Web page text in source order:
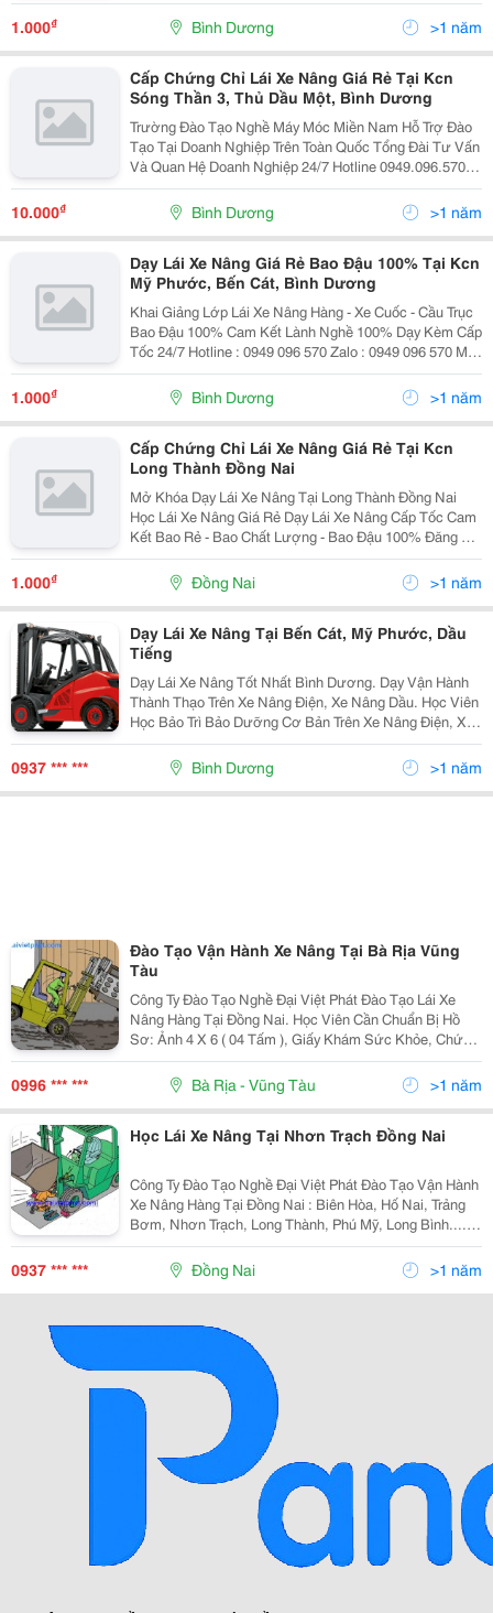
1.000₫ Bình Dương >1 năm
Cấp Chứng Chỉ Lái Xe Nâng Giá Rẻ Tại Kcn
Sóng Thần 3, Thủ Dầu Một, Bình Dương
Trường Đào Tạo Nghề Máy Móc Miền Nam Hỗ Trợ Đào
Tạo Tại Doanh Nghiệp Trên Toàn Quốc Tổng Đài Tư Vấn
Và Quan Hệ Doanh Nghiệp 24/7 Hotline 0949.096.570
Zalo : 0949.096.570 Khai Giảng Thường Xuyên Các Lớp
Lái Xe Nâng &Ndash; Xe...
10.000₫ Bình Dương >1 năm
Dạy Lái Xe Nâng Giá Rẻ Bao Đậu 100% Tại Kcn
Mỹ Phước, Bến Cát, Bình Dương
Khai Giảng Lớp Lái Xe Nâng Hàng - Xe Cuốc - Cầu Trục
Bao Đậu 100% Cam Kết Lành Nghề 100% Dạy Kèm Cấp
Tốc 24/7 Hotline : 0949 096 570 Zalo : 0949 096 570 Mở
Lớp Từ Thứ Hai Đến Chủ Nhật Đăng Ký Học Ngay
Không Cần Đợi Lớp ...
1.000₫ Bình Dương >1 năm
Cấp Chứng Chỉ Lái Xe Nâng Giá Rẻ Tại Kcn
Long Thành Đồng Nai
Mở Khóa Dạy Lái Xe Nâng Tại Long Thành Đồng Nai
Học Lái Xe Nâng Giá Rẻ Dạy Lái Xe Nâng Cấp Tốc Cam
Kết Bao Rẻ - Bao Chất Lượng - Bao Đậu 100% Đăng Ký
Học Lái Xe Nâng Ngay Tổng Đài Tư Vấn 24/7 :
0949.096.570 Zalo :...
1.000₫ Đồng Nai >1 năm
Dạy Lái Xe Nâng Tại Bến Cát, Mỹ Phước, Dầu
Tiếng
Dạy Lái Xe Nâng Tốt Nhất Bình Dương. Dạy Vận Hành
Thành Thạo Trên Xe Nâng Điện, Xe Nâng Dầu. Học Viên
Học Bảo Trì Bảo Dưỡng Cơ Bản Trên Xe Nâng Điện, Xe
Nâng Dầu... Công Ty Tnhh Đào Tạo Nghề Đại Việt Phát.
0937 *** *** Bình Dương >1 năm
Đào Tạo Vận Hành Xe Nâng Tại Bà Rịa Vũng
Tàu
Công Ty Đào Tạo Nghề Đại Việt Phát Đào Tạo Lái Xe
Nâng Hàng Tại Đồng Nai. Học Viên Cần Chuẩn Bị Hồ
Sơ: Ảnh 4 X 6 ( 04 Tấm ), Giấy Khám Sức Khỏe, Chứng
Minh Nhân Dân. Số Điện Thoại Liên Hệ: 0996.123.234.
Mail: Phat.daivietphat@Gmail.
0996 *** *** Bà Rịa - Vũng Tàu >1 năm
Học Lái Xe Nâng Tại Nhơn Trạch Đồng Nai
Công Ty Đào Tạo Nghề Đại Việt Phát Đào Tạo Vận Hành
Xe Nâng Hàng Tại Đồng Nai : Biên Hòa, Hố Nai, Trảng
Bơm, Nhơn Trạch, Long Thành, Phú Mỹ, Long Bình......
Hồ Sơ Học Viên: Giấy Khám Sức Khỏe, Cmnd ( Pho To
), Hình 3 X 4 ( 06 Tấm ).
0937 *** *** Đồng Nai >1 năm